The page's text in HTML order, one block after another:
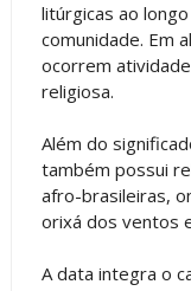
litúrgicas ao
comunidade. Em
ocorrem
religiosa.
Além do
também possui
afro-brasileiras,
orixá dos ventos
A data integra o